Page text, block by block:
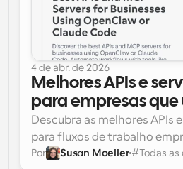
4 de abr. de 2026
Melhores APIs e
para empresas que
OpenClaw ou o
Descubra as melhores APIs
para fluxos de trabalho
Desde a API de
Por Susan Moeller #Todas